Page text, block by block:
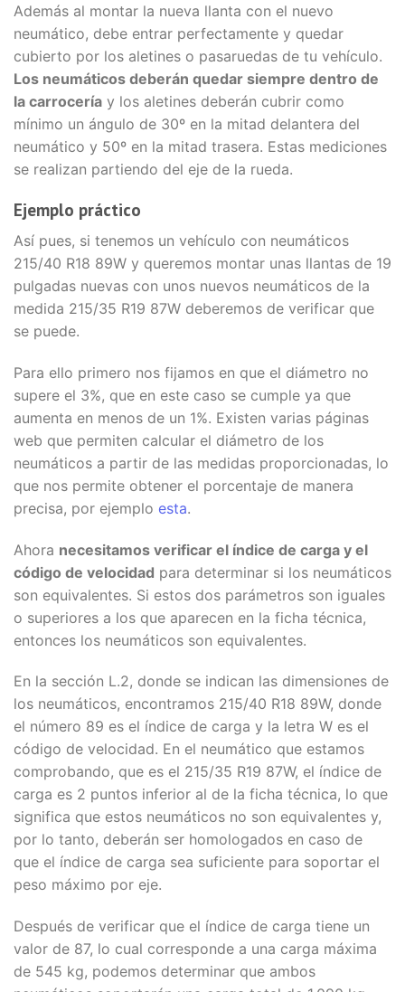
Además al montar la nueva llanta con el nuevo
neumático, debe entrar perfectamente y quedar
cubierto por los aletines o pasaruedas de tu vehículo.
Los neumáticos deberán quedar siempre dentro de
la carrocería y los aletines deberán cubrir como
mínimo un ángulo de 30º en la mitad delantera del
neumático y 50º en la mitad trasera. Estas mediciones
se realizan partiendo del eje de la rueda.
Ejemplo práctico
Así pues, si tenemos un vehículo con neumáticos
215/40 R18 89W y queremos montar unas llantas de 19
pulgadas nuevas con unos nuevos neumáticos de la
medida 215/35 R19 87W deberemos de verificar que
se puede.
Para ello primero nos fijamos en que el diámetro no
supere el 3%, que en este caso se cumple ya que
aumenta en menos de un 1%. Existen varias páginas
web que permiten calcular el diámetro de los
neumáticos a partir de las medidas proporcionadas, lo
que nos permite obtener el porcentaje de manera
precisa, por ejemplo esta.
Ahora necesitamos verificar el índice de carga y el
código de velocidad para determinar si los neumáticos
son equivalentes. Si estos dos parámetros son iguales
o superiores a los que aparecen en la ficha técnica,
entonces los neumáticos son equivalentes.
En la sección L.2, donde se indican las dimensiones de
los neumáticos, encontramos 215/40 R18 89W, donde
el número 89 es el índice de carga y la letra W es el
código de velocidad. En el neumático que estamos
comprobando, que es el 215/35 R19 87W, el índice de
carga es 2 puntos inferior al de la ficha técnica, lo que
significa que estos neumáticos no son equivalentes y,
por lo tanto, deberán ser homologados en caso de
que el índice de carga sea suficiente para soportar el
peso máximo por eje.
Después de verificar que el índice de carga tiene un
valor de 87, lo cual corresponde a una carga máxima
de 545 kg, podemos determinar que ambos